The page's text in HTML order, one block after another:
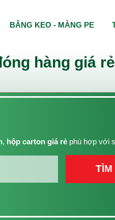
hàng giá rẻ
, hộp carton giá rẻ phù hợp với
TÌM
BĂNG KEO - MÀNG PE